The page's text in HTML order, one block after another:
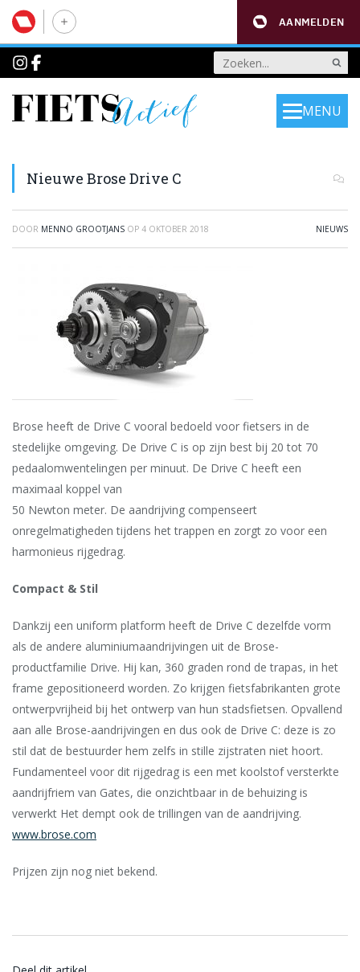
AANMELDEN
MENU
Nieuwe Brose Drive C
DOOR MENNO GROOTJANS OP 4 OKTOBER 2018 NIEUWS
Brose heeft de Drive C vooral bedoeld voor fietsers in de
stedelijke omgeving. De Drive C is op zijn best bij 20 tot 70
pedaalomwentelingen per minuut. De Drive C heeft een
maximaal koppel van
50 Newton meter. De aandrijving compenseert
onregelmatigheden tijdens het trappen en zorgt zo voor een
harmonieus rijgedrag.
Compact & Stil
Dankzij een uniform platform heeft de Drive C dezelfde vorm
als de andere aluminiumaandrijvingen uit de Brose-
productfamilie Drive. Hij kan, 360 graden rond de trapas, in het
frame gepositioneerd worden. Zo krijgen fietsfabrikanten grote
ontwerpvrijheid bij het ontwerp van hun stadsfietsen. Opvallend
aan alle Brose-aandrijvingen en dus ook de Drive C: deze is zo
stil dat de bestuurder hem zelfs in stille zijstraten niet hoort.
Fundamenteel voor dit rijgedrag is een met koolstof versterkte
aandrijfriem van Gates, die onzichtbaar in de behuizing is
verwerkt Het dempt ook de trillingen van de aandrijving.
www.brose.com
Prijzen zijn nog niet bekend.